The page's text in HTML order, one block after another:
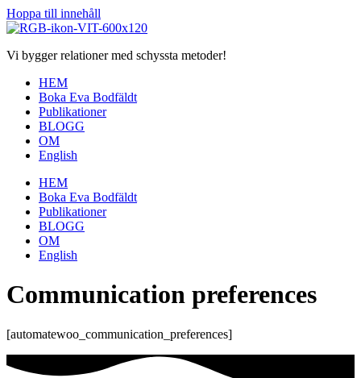
Hoppa till innehåll
Vi bygger relationer med schyssta metoder!
HEM
Boka Eva Bodfäldt
Publikationer
BLOGG
OM
English
HEM
Boka Eva Bodfäldt
Publikationer
BLOGG
OM
English
Communication preferences
[automatewoo_communication_preferences]